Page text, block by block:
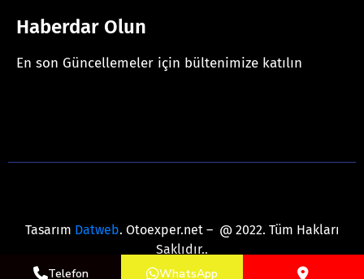
Haberdar Olun
En son Güncellemeler için bültenimize katılın
Tasarım Datweb. Otoexper.net – @ 2022. Tüm Hakları
Saklıdır..
Telefon
WhatsApp